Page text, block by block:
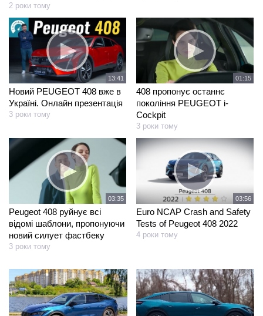
2 роки тому
13:41
Новий PEUGEOT 408 вже в
Україні. Онлайн презентація
3 роки тому
01:15
408 пропонує останнє
покоління PEUGEOT i-
Cockpit
3 роки тому
03:35
Peugeot 408 руйнує всі
відомі шаблони, пропонуючи
новий силует фастбеку
3 роки тому
03:56
Euro NCAP Crash and Safety
Tests of Peugeot 408 2022
4 роки тому